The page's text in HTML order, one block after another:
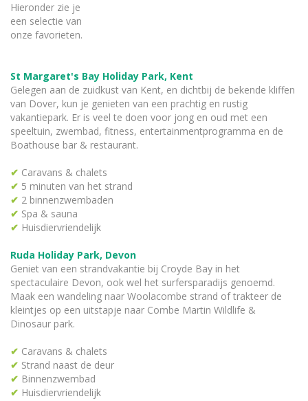
Hieronder zie je
een selectie van
onze favorieten.
St Margaret's Bay Holiday Park, Kent
Gelegen aan de zuidkust van Kent, en dichtbij de bekende kliffen
van Dover, kun je genieten van een prachtig en rustig
vakantiepark. Er is veel te doen voor jong en oud met een
speeltuin, zwembad, fitness, entertainmentprogramma en de
Boathouse bar & restaurant.
✔ Caravans & chalets
✔ 5 minuten van het strand
✔ 2 binnenzwembaden
✔ Spa & sauna
✔ Huisdiervriendelijk
Ruda Holiday Park, Devon
Geniet van een strandvakantie bij Croyde Bay in het
spectaculaire Devon, ook wel het surfersparadijs genoemd.
Maak een wandeling naar Woolacombe strand of trakteer de
kleintjes op een uitstapje naar Combe Martin Wildlife &
Dinosaur park.
✔ Caravans & chalets
✔ Strand naast de deur
✔ Binnenzwembad
✔ Huisdiervriendelijk